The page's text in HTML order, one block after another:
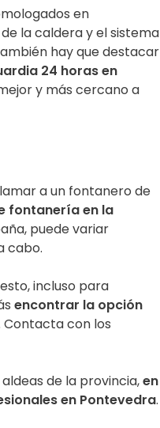
en
la caldera y el sistema
hay que destacar
24 horas en
y más cercano a
a un fontanero de
fontanería en la
puede variar
cabo.
incluso para
encontrar la opción
Contacta con los
de la provincia,en
en Pontevedra.